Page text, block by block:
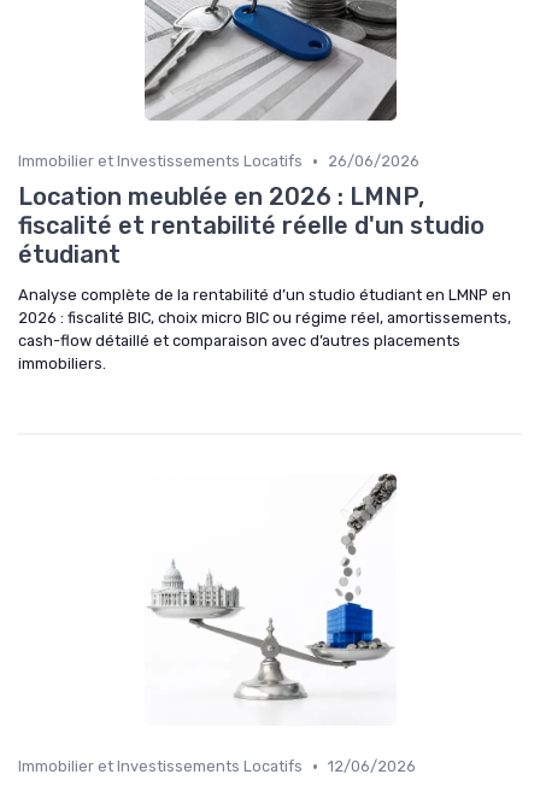
Immobilier et Investissements Locatifs • 26/06/2026
Location meublée en 2026 : LMNP,
fiscalité et rentabilité réelle d'un studio
étudiant
Analyse complète de la rentabilité d’un studio étudiant en LMNP en
2026 : fiscalité BIC, choix micro BIC ou régime réel, amortissements,
cash-flow détaillé et comparaison avec d’autres placements
immobiliers.
Immobilier et Investissements Locatifs • 12/06/2026